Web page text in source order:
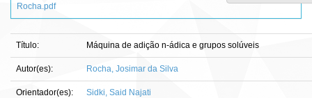
Rocha.pdf
Título: Máquina de adição n-ádica e grupos solúveis
Autor(es): Rocha, Josimar da Silva
Orientador(es): Sidki, Said Najati